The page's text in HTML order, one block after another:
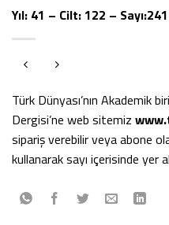
Yıl: 41 – Cilt: 122 – Sayı:241
Türk Dünyası’nın Akademik
Dergisi’ne web sitemiz
sipariş verebilir veya abone
kullanarak sayı içerisinde yer